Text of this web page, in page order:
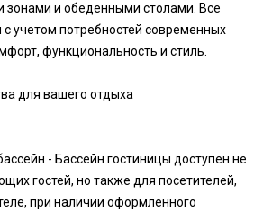
зонами и обеденными столами. Все
учетом потребностей современных
функциональность и стиль.
для вашего отдыха
- Бассейн гостиницы доступен не
гостей, но также для посетителей,
при наличии оформленного